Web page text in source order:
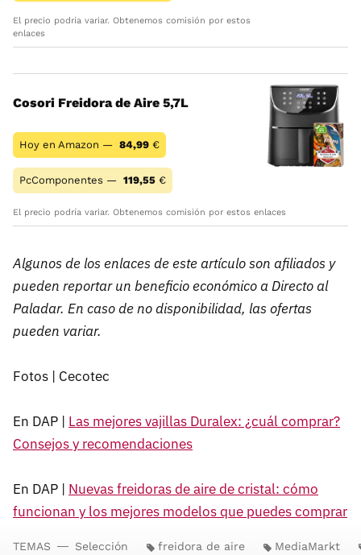
El precio podría variar. Obtenemos comisión por estos
enlaces
Cosori Freidora de Aire 5,7L
Hoy en Amazon — 84,99 €
PcComponentes — 119,55 €
El precio podría variar. Obtenemos comisión por estos enlaces
Algunos de los enlaces de este artículo son afiliados y
pueden reportar un beneficio económico a Directo al
Paladar. En caso de no disponibilidad, las ofertas
pueden variar.
Fotos | Cecotec
En DAP | Las mejores vajillas Duralex: ¿cuál comprar?
Consejos y recomendaciones
En DAP | Nuevas freidoras de aire de cristal: cómo
funcionan y los mejores modelos que puedes comprar
TEMAS Selección freidora de aire MediaMarkt